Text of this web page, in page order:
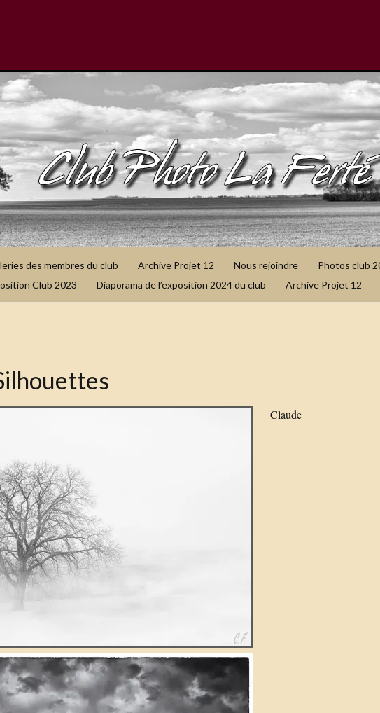
des membres du club Archive Projet 12 Nous rejoindre Photos club
Club 2023
Diaporama de l’exposition 2024 du club Archive Projet 12
Claude